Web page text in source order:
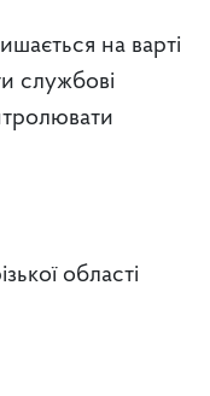
на варті
службові
області